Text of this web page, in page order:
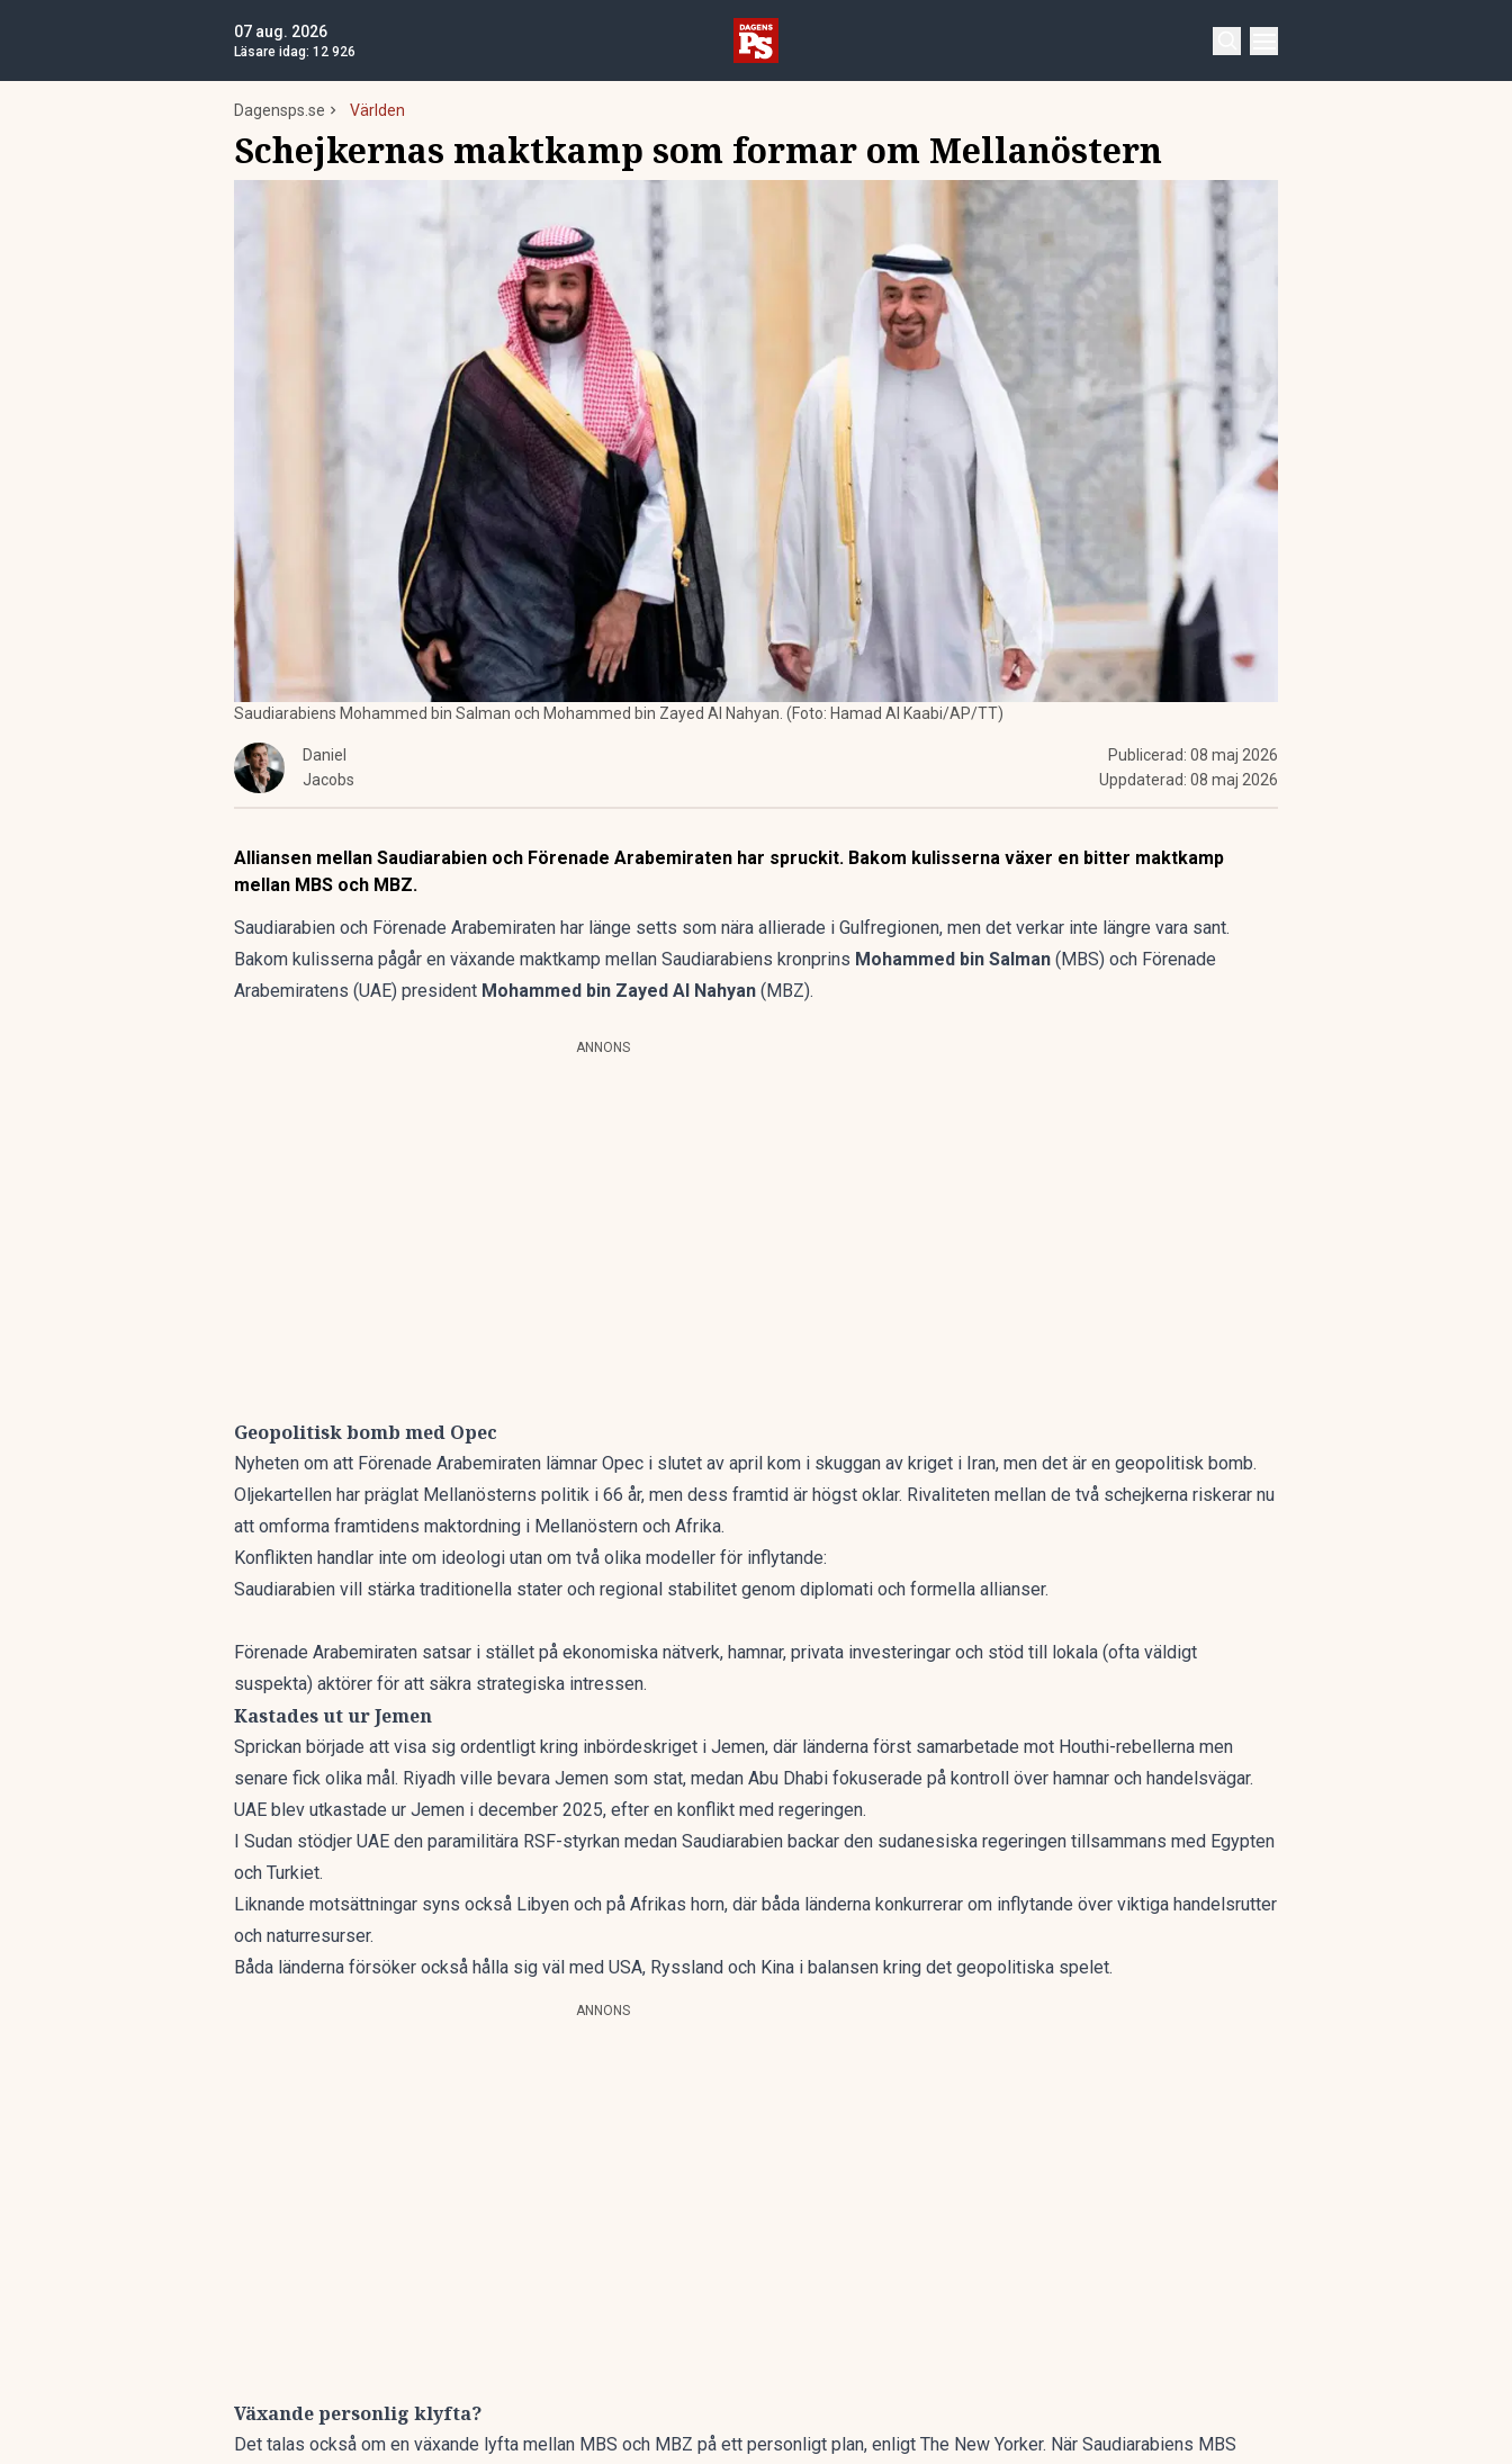
07 aug. 2026
Läsare idag: 12 926
Dagensps.se Världen
Schejkernas maktkamp som formar om Mellanöstern
Saudiarabiens Mohammed bin Salman och Mohammed bin Zayed Al Nahyan. (Foto: Hamad Al Kaabi/AP/TT)
Daniel
Jacobs
Publicerad: 08 maj 2026
Uppdaterad: 08 maj 2026
Alliansen mellan Saudiarabien och Förenade Arabemiraten har spruckit. Bakom kulisserna växer en bitter maktkamp
mellan MBS och MBZ.
Saudiarabien och Förenade Arabemiraten har länge setts som nära allierade i Gulfregionen, men det verkar inte längre vara sant.
Bakom kulisserna pågår en växande maktkamp mellan Saudiarabiens kronprins Mohammed bin Salman (MBS) och Förenade
Arabemiratens (UAE) president Mohammed bin Zayed Al Nahyan (MBZ).
ANNONS
Geopolitisk bomb med Opec
Nyheten om att Förenade Arabemiraten lämnar Opec i slutet av april kom i skuggan av kriget i Iran, men det är en geopolitisk bomb.
Oljekartellen har präglat Mellanösterns politik i 66 år, men dess framtid är högst oklar. Rivaliteten mellan de två schejkerna riskerar nu
att omforma framtidens maktordning i Mellanöstern och Afrika.
Konflikten handlar inte om ideologi utan om två olika modeller för inflytande:
Saudiarabien vill stärka traditionella stater och regional stabilitet genom diplomati och formella allianser.
Förenade Arabemiraten satsar i stället på ekonomiska nätverk, hamnar, privata investeringar och stöd till lokala (ofta väldigt
suspekta) aktörer för att säkra strategiska intressen.
Kastades ut ur Jemen
Sprickan började att visa sig ordentligt kring inbördeskriget i Jemen, där länderna först samarbetade mot Houthi-rebellerna men
senare fick olika mål. Riyadh ville bevara Jemen som stat, medan Abu Dhabi fokuserade på kontroll över hamnar och handelsvägar.
UAE blev utkastade ur Jemen i december 2025, efter en konflikt med regeringen.
I Sudan stödjer UAE den paramilitära RSF-styrkan medan Saudiarabien backar den sudanesiska regeringen tillsammans med Egypten
och Turkiet.
Liknande motsättningar syns också Libyen och på Afrikas horn, där båda länderna konkurrerar om inflytande över viktiga handelsrutter
och naturresurser.
Båda länderna försöker också hålla sig väl med USA, Ryssland och Kina i balansen kring det geopolitiska spelet.
ANNONS
Växande personlig klyfta?
Det talas också om en växande lyfta mellan MBS och MBZ på ett personligt plan, enligt The New Yorker. När Saudiarabiens MBS